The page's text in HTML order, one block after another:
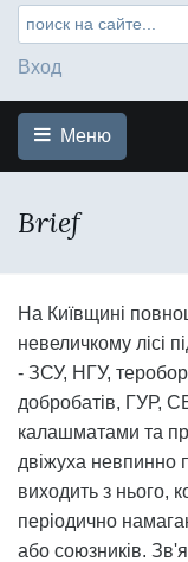
Вход
Меню
Brief
На Київщині
невеличкому лісі
- ЗСУ, НГУ,
добробатів, ГУР,
калашматами та
двіжуха невпинно
виходить з нього,
періодично
або союзників.